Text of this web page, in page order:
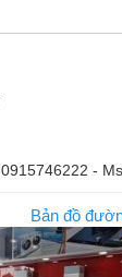
0915746222 -
Bản đồ